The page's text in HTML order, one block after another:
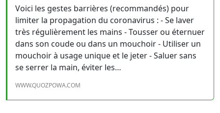
Voici les gestes barrières (recommandés) pour
limiter la propagation du coronavirus : - Se laver
très régulièrement les mains - Tousser ou éternuer
dans son coude ou dans un mouchoir - Utiliser un
mouchoir à usage unique et le jeter - Saluer sans
se serrer la main, éviter les…
WWW.QUOZPOWA.COM